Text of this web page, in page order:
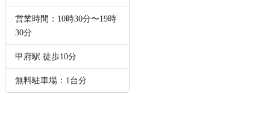
営業時間：10時30分〜19時
30分
甲府駅 徒歩10分
無料駐車場：1台分